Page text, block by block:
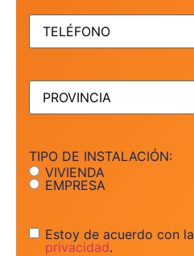
TELÉFONO(Obligatorio)
PROVINCIA (Obligatorio)
TIPO DE INSTALACIÓN:
VIVIENDA
EMPRESA
Consentimiento
Estoy de acuerdo con la
privacidad.